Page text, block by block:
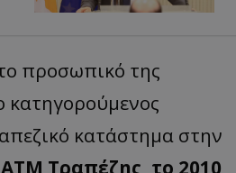
προσωπικό της
κατηγορούμενος
κατάστημα στην
Τραπέζης, το 2010,